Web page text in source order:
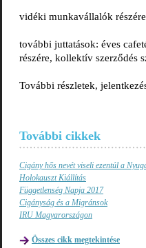
vidéki munkavállalók
további juttatások: éves
részére, kollektív szerződés
További részletek,
További cikkek
Cigány hős nevét viseli ezentúl a
Holokauszt Kiállítás
Függetlenség Napja 2017
Cigányság és a Migránsok
IRU Magyarországon
Összes cikk megtekintése